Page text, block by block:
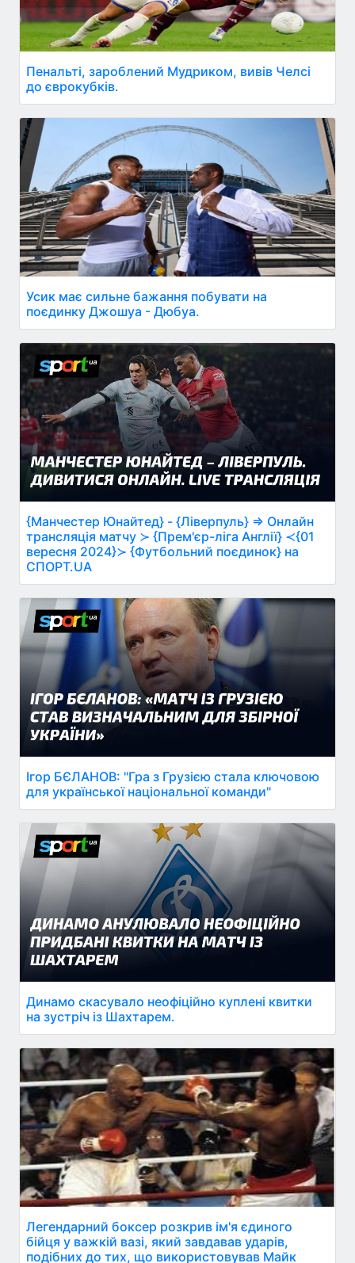
Пенальті, зароблений Мудриком, вивів Челсі
до єврокубків.
Усик має сильне бажання побувати на
поєдинку Джошуа - Дюбуа.
{Манчестер Юнайтед} - {Ліверпуль} ⇒ Онлайн
трансляція матчу ≻ {Прем'єр-ліга Англії} ≺{01
вересня 2024}≻ {Футбольний поєдинок} на
СПОРТ.UA
Ігор БЄЛАНОВ: "Гра з Грузією стала ключовою
для української національної команди"
Динамо скасувало неофіційно куплені квитки
на зустріч із Шахтарем.
Легендарний боксер розкрив ім'я єдиного
бійця у важкій вазі, який завдавав ударів,
подібних до тих, що використовував Майк